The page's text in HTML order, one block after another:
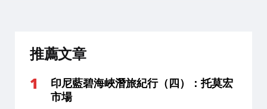
推薦文章
印尼藍碧海峽潛旅紀行（四）：托莫宏
市場